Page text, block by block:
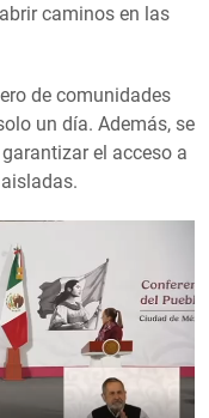
caminos en las
de comunidades
un día. Además, se
el acceso a